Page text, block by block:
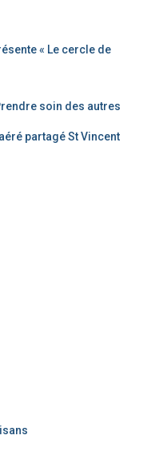
« Le cercle de
soin des autres
partagé St Vincent